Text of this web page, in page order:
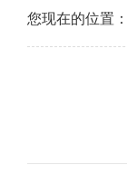
您现在的位置：